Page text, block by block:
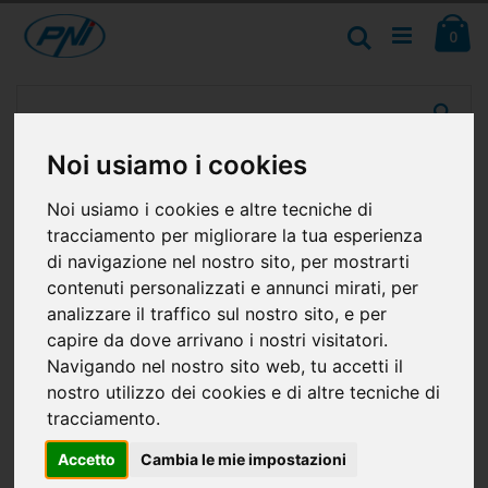
Noi usiamo i cookies
Noi usiamo i cookies e altre tecniche di
tracciamento per migliorare la tua esperienza
di navigazione nel nostro sito, per mostrarti
contenuti personalizzati e annunci mirati, per
analizzare il traffico sul nostro sito, e per
capire da dove arrivano i nostri visitatori.
Navigando nel nostro sito web, tu accetti il
nostro utilizzo dei cookies e di altre tecniche di
tracciamento.
Accetto Cambia le mie impostazioni
Salta
al
contenuto
0
Cerca
alla
galleria
immagini